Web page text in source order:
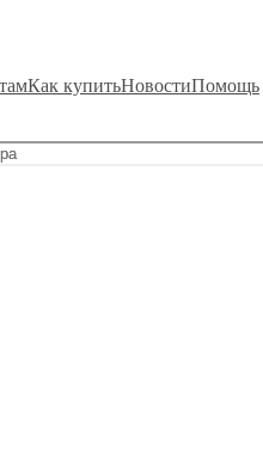
Как купитьНовостиПомощь